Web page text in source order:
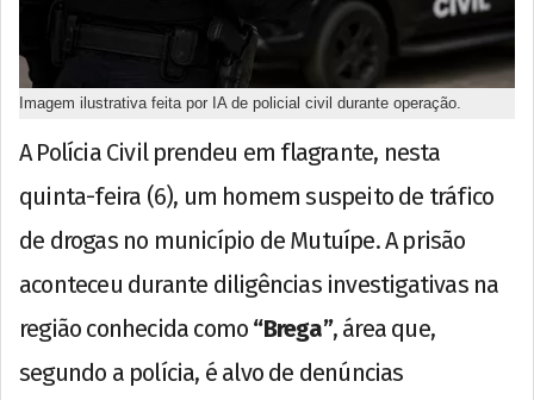
Imagem ilustrativa feita por IA de policial civil durante operação.
A Polícia Civil prendeu em flagrante, nesta
quinta-feira (6), um homem suspeito de tráfico
de drogas no município de Mutuípe. A prisão
aconteceu durante diligências investigativas na
região conhecida como “Brega”, área que,
segundo a polícia, é alvo de denúncias